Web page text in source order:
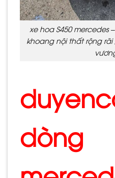
xe hoa S450
khoang nội thất rộng
dòng